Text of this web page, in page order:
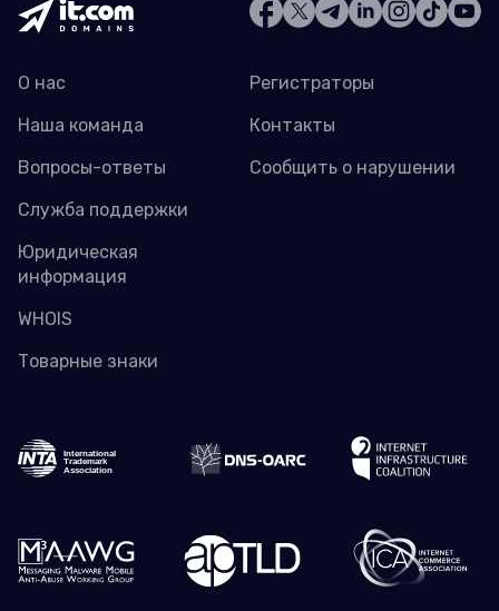
О нас
Наша команда
Вопросы-ответы
Служба поддержки
Юридическая
информация
WHOIS
Товарные знаки
Регистраторы
Контакты
Сообщить о нарушении